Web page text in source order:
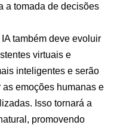
a tomada de decisões
também deve evoluir
virtuais e
inteligentes e serão
emoções humanas e
Isso tornará a
promovendo